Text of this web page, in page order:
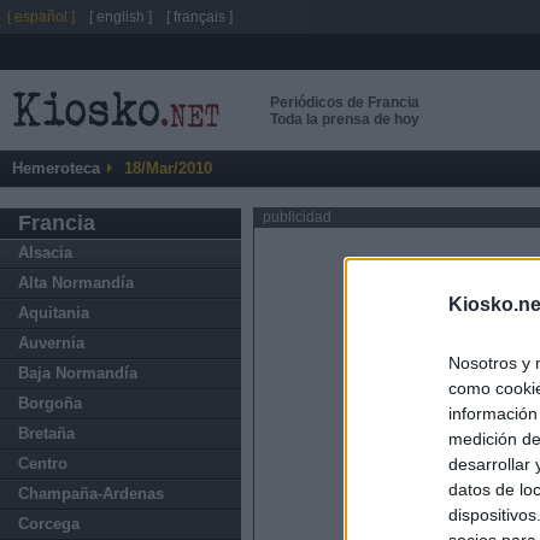
Nosotros y
como
medición
desarrollar
datos de
Periódicos de Francia
Toda la prensa de hoy
Hemeroteca 18/Mar/2010
Francia
Alsacia
Alta Normandía
Aquitania
Auvernia
Baja Normandía
Borgoña
Bretaña
Centro
Champaña-Ardenas
Corcega
publicidad
[ español ] [ english ] [ français ]